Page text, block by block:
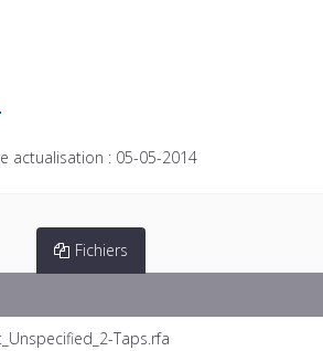
actualisation : 05-05-2014
Fichiers
Taps.rfa